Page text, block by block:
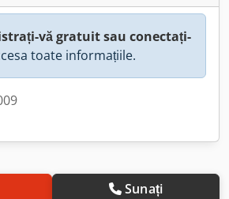
vă gratuit sau conectați-
toate informațiile.
Sunați